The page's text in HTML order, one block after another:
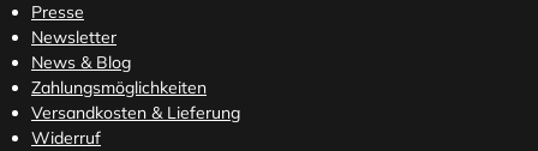
Presse
Newsletter
News & Blog
Zahlungsmöglichkeiten
Versandkosten & Lieferung
Widerruf